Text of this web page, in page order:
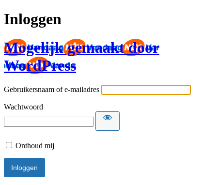
Inloggen
Mogelijk gemaakt door
WordPress
Gebruikersnaam of e-mailadres
Wachtwoord
Onthoud mij